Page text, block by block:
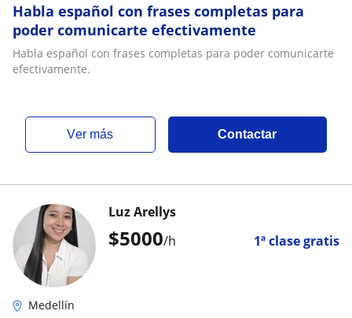
Habla español con frases completas para
poder comunicarte efectivamente
Habla español con frases completas para poder comunicarte
efectivamente.
ver más Contactar
$5000/h 1ª clase gratis
Luz Arellys
Medellín